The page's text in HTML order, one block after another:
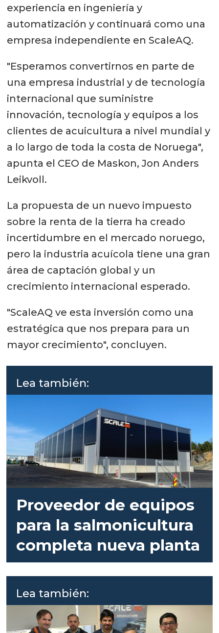
experiencia en ingeniería y
automatización y continuará como una
empresa independiente en ScaleAQ.
"Esperamos convertirnos en parte de
una empresa industrial y de tecnología
internacional que suministre
innovación, tecnología y equipos a los
clientes de acuicultura a nivel mundial y
a lo largo de toda la costa de Noruega",
apunta el CEO de Maskon, Jon Anders
Leikvoll.
La propuesta de un nuevo impuesto
sobre la renta de la tierra ha creado
incertidumbre en el mercado noruego,
pero la industria acuícola tiene una gran
área de captación global y un
crecimiento internacional esperado.
"ScaleAQ ve esta inversión como una
estratégica que nos prepara para un
mayor crecimiento", concluyen.
Lea también:
Proveedor de equipos
para la salmonicultura
completa nueva planta
Lea también: